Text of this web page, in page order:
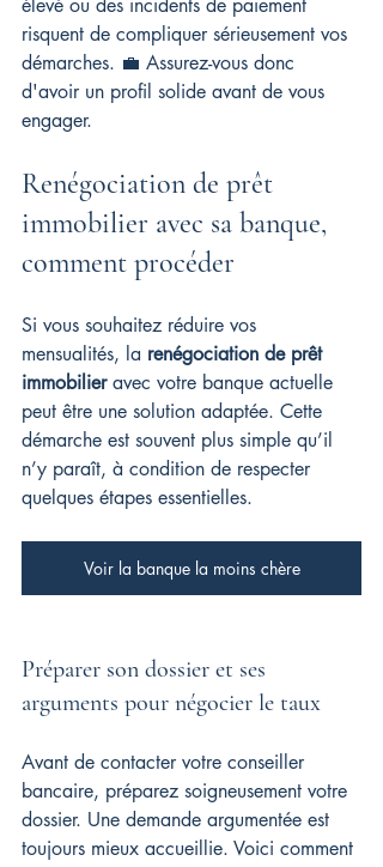
élevé ou des incidents de paiement
risquent de compliquer sérieusement vos
démarches. 💼 Assurez-vous donc
d'avoir un profil solide avant de vous
engager.
Renégociation de prêt
immobilier avec sa banque,
comment procéder
Si vous souhaitez réduire vos
mensualités, la renégociation de prêt
immobilier avec votre banque actuelle
peut être une solution adaptée. Cette
démarche est souvent plus simple qu’il
n’y paraît, à condition de respecter
quelques étapes essentielles.
Voir la banque la moins chère
Préparer son dossier et ses
arguments pour négocier le taux
Avant de contacter votre conseiller
bancaire, préparez soigneusement votre
dossier. Une demande argumentée est
toujours mieux accueillie. Voici comment